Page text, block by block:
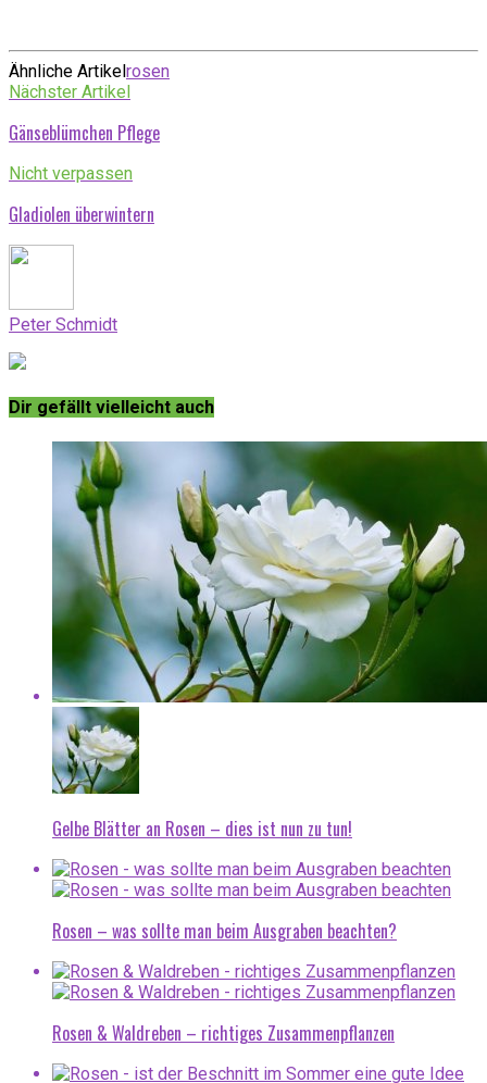
Ähnliche Artikel rosen
Nächster Artikel
Gänseblümchen Pflege
Nicht verpassen
Gladiolen überwintern
Peter Schmidt
Dir gefällt vielleicht auch
Gelbe Blätter an Rosen – dies ist nun zu tun!
Rosen – was sollte man beim Ausgraben beachten?
Rosen & Waldreben – richtiges Zusammenpflanzen